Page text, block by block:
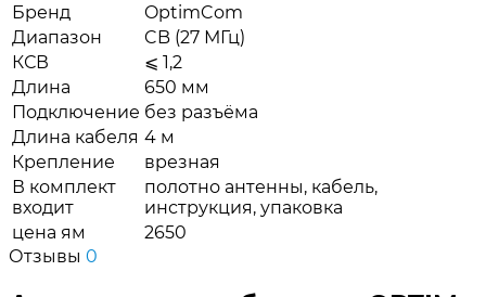
Бренд
OptimCom
Диапазон
CB (27 МГц)
КСВ
⩽ 1,2
Длина
650 мм
Подключение без разъёма
Длина кабеля 4 м
Крепление
врезная
В комплект
входит
полотно антенны, кабель,
инструкция, упаковка
цена ям
2650
Отзывы 0